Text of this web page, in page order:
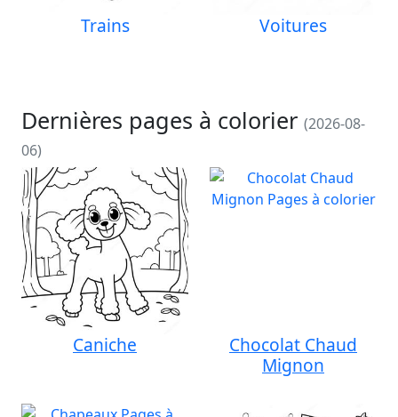
Trains Voitures
Dernières pages à colorier (2026-08-
06)
Caniche
Chocolat Chaud
Mignon